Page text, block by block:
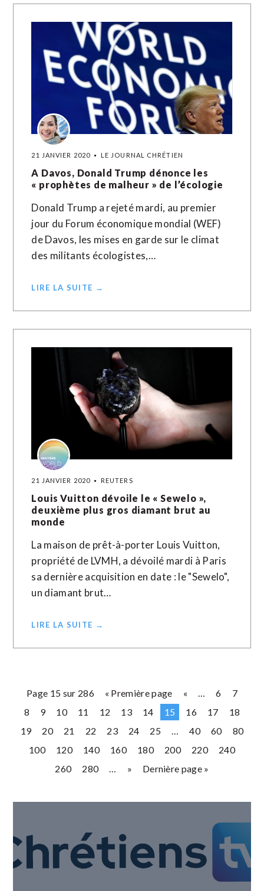
21 JANVIER 2020 LE JOURNAL CHRÉTIEN
A Davos, Donald Trump dénonce les
« prophètes de malheur » de l’écologie
Donald Trump a rejeté mardi, au premier
jour du Forum économique mondial (WEF)
de Davos, les mises en garde sur le climat
des militants écologistes,…
LIRE LA SUITE →
21 JANVIER 2020 REUTERS
Louis Vuitton dévoile le « Sewelo »,
deuxième plus gros diamant brut au
monde
La maison de prêt-à-porter Louis Vuitton,
propriété de LVMH, a dévoilé mardi à Paris
sa dernière acquisition en date : le "Sewelo",
un diamant brut…
LIRE LA SUITE →
Page 15 sur 286 « Première page « … 6
7
8
9 10 11 12 13 14 15 16 17
18
19
20 21 22 23 24 25 … 40 60
80
100
120 140 160 180 200 220
240
260
280 … » Dernière page »